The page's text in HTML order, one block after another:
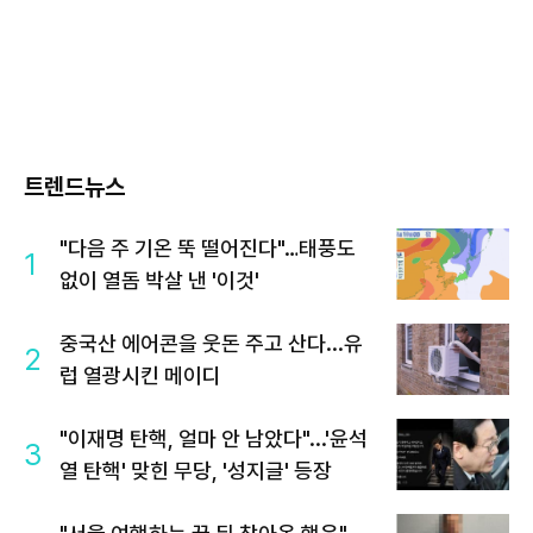
트렌드뉴스
1
"다음 주 기온 뚝 떨어진다"…태풍도
없이 열돔 박살 낸 '이것'
2
중국산 에어콘을 웃돈 주고 산다...유
럽 열광시킨 메이디
3
"이재명 탄핵, 얼마 안 남았다"...'윤석
열 탄핵' 맞힌 무당, '성지글' 등장